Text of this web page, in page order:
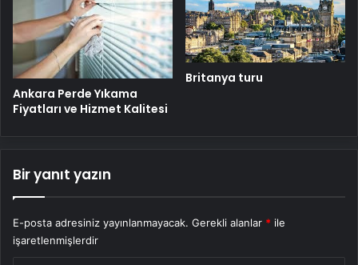
Ankara Perde Yıkama
Fiyatları ve Hizmet Kalitesi
Britanya turu
Bir yanıt yazın
E-posta adresiniz yayınlanmayacak. Gerekli alanlar * ile
işaretlenmişlerdir